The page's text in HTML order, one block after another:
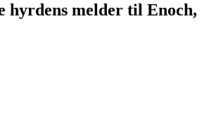
hyrdens melder til Enoch,